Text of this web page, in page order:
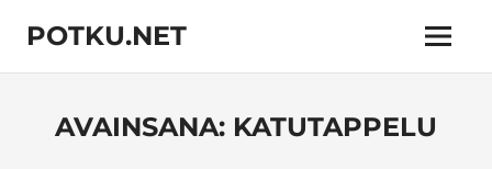
content
POTKU.NET
kamppailulajien
Menu
AVAINSANA: KATUTAPPELU